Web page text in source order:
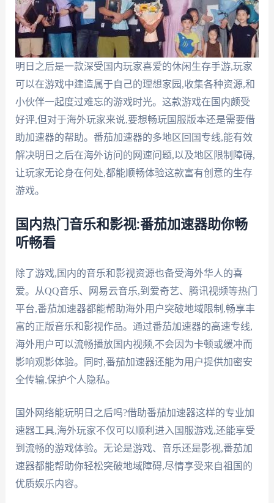
明日之后是一款深受国内玩家喜爱的休闲生存手游,玩家
可以在游戏中建造属于自己的理想家园,收集各种资源,和
小伙伴一起度过难忘的游戏时光。这款游戏在国内颇受
好评,但对于海外玩家来说,要想畅玩国服版本还是需要借
助加速器的帮助。番茄加速器的多地区回国专线,能有效
解决明日之后在海外访问的网速问题,以及地区限制障碍,
让玩家无论身在何处,都能顺畅体验这款富有创意的生存
游戏。
国内热门音乐和影视:番茄加速器助你畅
听畅看
除了游戏,国内的音乐和影视资源也备受海外华人的喜
爱。从QQ音乐、网易云音乐,到爱奇艺、腾讯视频等热门
平台,番茄加速器都能帮助海外用户突破地域限制,畅享丰
富的正版音乐和影视作品。通过番茄加速器的高速专线,
海外用户可以流畅播放国内视频,不会因为卡顿或缓冲而
影响观影体验。同时,番茄加速器还能为用户提供加密安
全传输,保护个人隐私。
国外网络能玩明日之后吗?借助番茄加速器这样的专业加
速器工具,海外玩家不仅可以顺利进入国服游戏,还能享受
到流畅的游戏体验。无论是游戏、音乐还是影视,番茄加
速器都能帮助你轻松突破地域障碍,尽情享受来自祖国的
优质娱乐内容。